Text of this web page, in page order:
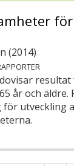
(2014)
år och äldre.
för utveckling